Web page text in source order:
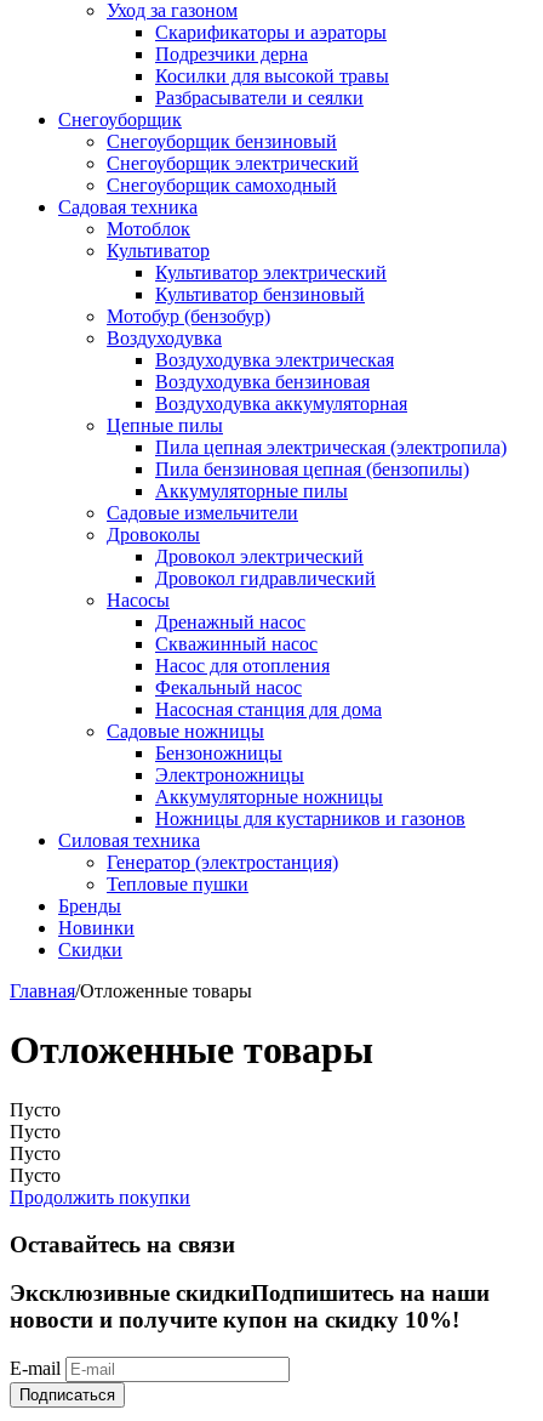
Уход за газоном
Скарификаторы и аэраторы
Подрезчики дерна
Косилки для высокой травы
Разбрасыватели и сеялки
Снегоуборщик
Снегоуборщик бензиновый
Снегоуборщик электрический
Снегоуборщик самоходный
Садовая техника
Мотоблок
Культиватор
Культиватор электрический
Культиватор бензиновый
Мотобур (бензобур)
Воздуходувка
Воздуходувка электрическая
Воздуходувка бензиновая
Воздуходувка аккумуляторная
Цепные пилы
Пила цепная электрическая (электропила)
Пила бензиновая цепная (бензопилы)
Аккумуляторные пилы
Садовые измельчители
Дровоколы
Дровокол электрический
Дровокол гидравлический
Насосы
Дренажный насос
Скважинный насос
Насос для отопления
Фекальный насос
Насосная станция для дома
Садовые ножницы
Бензоножницы
Электроножницы
Аккумуляторные ножницы
Ножницы для кустарников и газонов
Силовая техника
Генератор (электростанция)
Тепловые пушки
Бренды
Новинки
Скидки
Главная/Отложенные товары
Отложенные товары
Пусто
Пусто
Пусто
Пусто
Продолжить покупки
Оставайтесь на связи
Эксклюзивные скидкиПодпишитесь на наши
новости и получите купон на скидку 10%!
E-mail
Подписаться